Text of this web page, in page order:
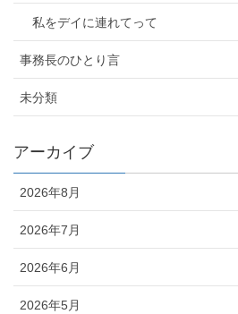
私をデイに連れてって
事務長のひとり言
未分類
アーカイブ
2026年8月
2026年7月
2026年6月
2026年5月